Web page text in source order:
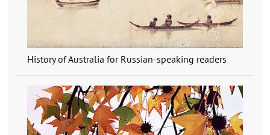
History of Australia for Russian-speaking readers